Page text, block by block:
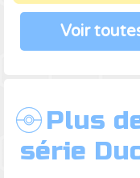
Voir
Plus
série